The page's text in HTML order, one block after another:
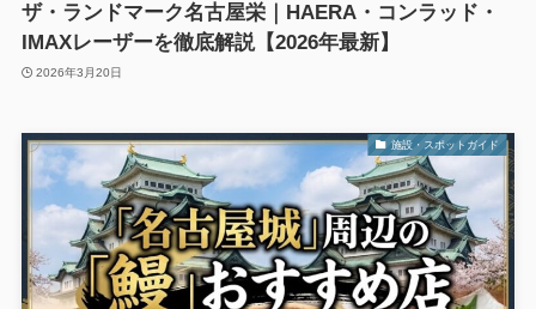
ザ・ランドマーク名古屋栄｜HAERA・コンラッド・
IMAXレーザーを徹底解説【2026年最新】
2026年3月20日
施設・スポットガイド